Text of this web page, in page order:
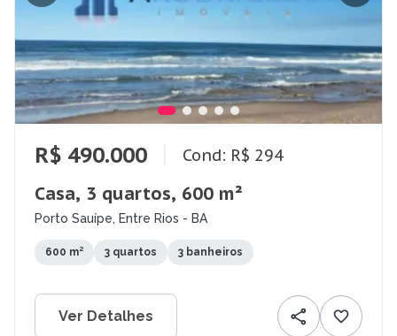
R$ 490.000 Cond: R$ 294
Casa, 3 quartos, 600 m²
Porto Sauípe, Entre Rios - BA
600 m² 3 quartos 3 banheiros
Ver Detalhes